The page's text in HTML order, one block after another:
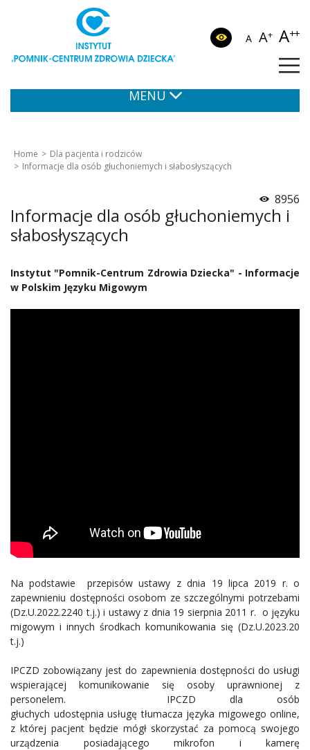
A A+ A++
MENU
Home
Dla pacjenta i rodziców
Informacje dla osób głuchoniemych i słabosłyszących
8956
Informacje dla osób głuchoniemych i
słabosłyszących
Instytut "Pomnik-Centrum Zdrowia Dziecka" - Informacje
w Polskim Języku Migowym
Na podstawie przepisów ustawy z dnia 19 lipca 2019 r. o
zapewnieniu dostępności osobom ze szczególnymi potrzebami
(Dz.U.2022.2240 t.j.) i ustawy z dnia 19 sierpnia 2011 r. o języku
migowym i innych środkach komunikowania się (Dz.U.2023.20
t.j.)
IPCZD zobowiązany jest do zapewnienia dostępności do usługi
wspierającej komunikowanie się osoby uprawnionej z
personelem. IPCZD dla osób
głuchych udostępnia usługę tłumacza języka migowego online,
z której pacjent będzie mógł skorzystać za pomocą swojego
urządzenia posiadającego mikrofon i kamerę